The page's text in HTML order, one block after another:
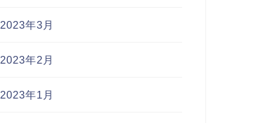
2023年3月
2023年2月
2023年1月